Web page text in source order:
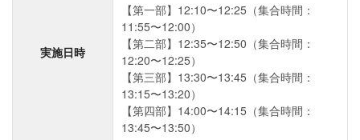
実施日時
【第一部】12:10〜12:25（集合時間：
11:55〜12:00）
【第二部】12:35〜12:50（集合時間：
12:20〜12:25）
【第三部】13:30〜13:45（集合時間：
13:15〜13:20）
【第四部】14:00〜14:15（集合時間：
13:45〜13:50）